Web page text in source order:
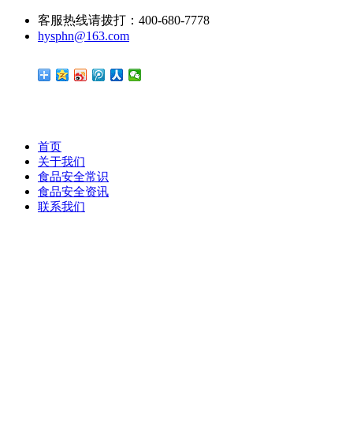
客服热线请拨打：400-680-7778
hysphn@163.com
首页
关于我们
食品安全常识
食品安全资讯
联系我们